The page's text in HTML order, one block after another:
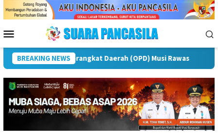
Menu
Mobile
BREAKING NEWS
Puncak Peringatan IPeKB Ke-19, Plt Bupati Rejang